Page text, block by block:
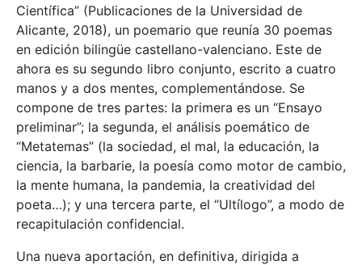
Científica” (Publicaciones de la Universidad de
Alicante, 2018), un poemario que reunía 30 poemas
en edición bilingüe castellano-valenciano. Este de
ahora es su segundo libro conjunto, escrito a cuatro
manos y a dos mentes, complementándose. Se
compone de tres partes: la primera es un “Ensayo
preliminar”; la segunda, el análisis poemático de
“Metatemas” (la sociedad, el mal, la educación, la
ciencia, la barbarie, la poesía como motor de cambio,
la mente humana, la pandemia, la creatividad del
poeta…); y una tercera parte, el “Ultílogo”, a modo de
recapitulación confidencial.
Una nueva aportación, en definitiva, dirigida a